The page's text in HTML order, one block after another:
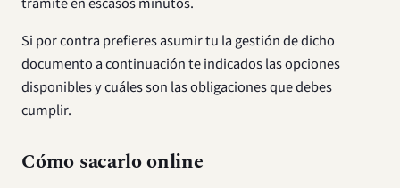
Si por contra prefieres asumir tu la gestión de dicho
documento a continuación te indicados las opciones
disponibles y cuáles son las obligaciones que debes
cumplir.
Cómo sacarlo online